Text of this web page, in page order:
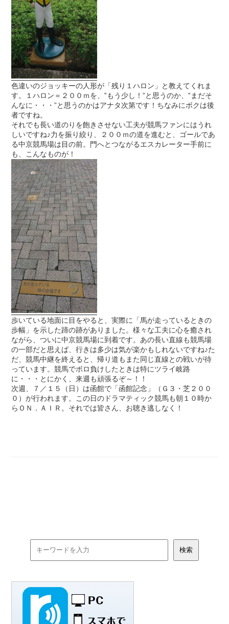
色違いのジョッキーの人形が「残り１ハロン」と教えてくれま
す。１ハロン＝２００ｍを、‟もう少し！”と思うのか、‟まだそ
んなに・・・”と思うのかはアナタ次第です！ちなみにボクは後
者ですね。
それでも長い道のりを飽きさせない工夫が競馬ファンにはうれ
しいですね♪力を振り絞り、２００ｍの道を進むと、ゴールであ
る中京競馬場は目の前。門へとつながるエスカレーター手前に
も、こんなものが！
歩いている地面に目をやると、実際に「馬が走っているときの
歩幅」を示した蹄の跡がありました。様々な工夫に心を癒され
ながら、ついに中京競馬場に到着です。あの長い直線も競馬場
の一部だと思えば、行きは多少は気が楽かもしれないですね♪た
だ、競馬中継を終えると、帰り道もまた同じ直線との戦いが待
っています。競馬でボロ負けしたときは特にツライ岐路
に・・・とにかく、来週も頑張るぞ～！！
次週、７／１５（日）は函館で「函館記念」（Ｇ３・芝２００
０）が行われます。この日のドラマティック競馬も朝１０時か
らＯＮ．ＡＩＲ。それでは皆さん、お聴き逃しなく！